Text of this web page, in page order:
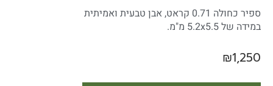
ספיר כחולה 0.71 קראט, אבן טבעית ואמיתית
במידה של 5.2x5.5 מ"מ.
₪1,250